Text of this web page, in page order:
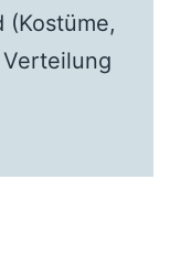
(Kostüme,